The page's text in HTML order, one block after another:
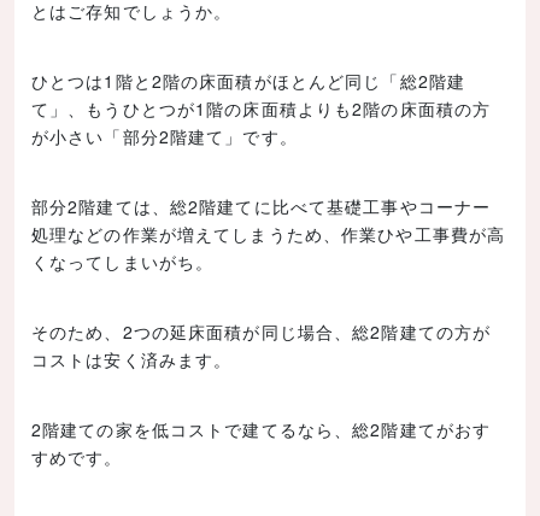
とはご存知でしょうか。
ひとつは1階と2階の床面積がほとんど同じ「総2階建
て」、もうひとつが1階の床面積よりも2階の床面積の方
が小さい「部分2階建て」です。
部分2階建ては、総2階建てに比べて基礎工事やコーナー
処理などの作業が増えてしまうため、作業ひや工事費が高
くなってしまいがち。
そのため、2つの延床面積が同じ場合、総2階建ての方が
コストは安く済みます。
2階建ての家を低コストで建てるなら、総2階建てがおす
すめです。